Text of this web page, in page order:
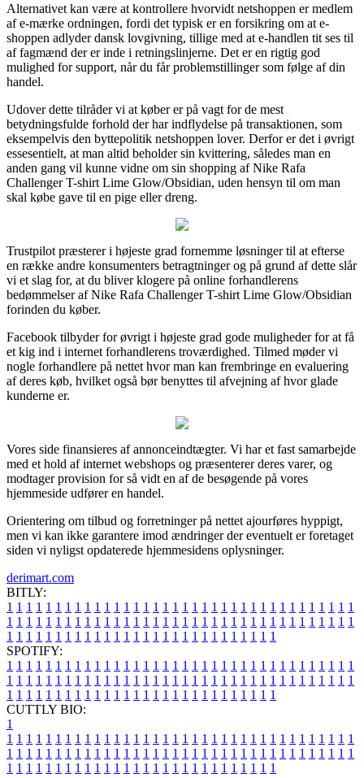
Alternativet kan være at kontrollere hvorvidt netshoppen er medlem
af e-mærke ordningen, fordi det typisk er en forsikring om at e-
shoppen adlyder dansk lovgivning, tillige med at e-handlen tit ses til
af fagmænd der er inde i retningslinjerne. Det er en rigtig god
mulighed for support, når du får problemstillinger som følge af din
handel.
Udover dette tilråder vi at køber er på vagt for de mest
betydningsfulde forhold der har indflydelse på transaktionen, som
eksempelvis den byttepolitik netshoppen lover. Derfor er det i øvrigt
essesentielt, at man altid beholder sin kvittering, således man en
anden gang vil kunne vidne om sin shopping af Nike Rafa
Challenger T-shirt Lime Glow/Obsidian, uden hensyn til om man
skal købe gave til en pige eller dreng.
Trustpilot præsterer i højeste grad fornemme løsninger til at efterse
en række andre konsumenters betragtninger og på grund af dette slår
vi et slag for, at du bliver klogere på online forhandlerens
bedømmelser af Nike Rafa Challenger T-shirt Lime Glow/Obsidian
forinden du køber.
Facebook tilbyder for øvrigt i højeste grad gode muligheder for at få
et kig ind i internet forhandlerens troværdighed. Tilmed møder vi
nogle forhandlere på nettet hvor man kan frembringe en evaluering
af deres køb, hvilket også bør benyttes til afvejning af hvor glade
kunderne er.
Vores side finansieres af annonceindtægter. Vi har et fast samarbejde
med et hold af internet webshops og præsenterer deres varer, og
modtager provision for så vidt en af de besøgende på vores
hjemmeside udfører en handel.
Orientering om tilbud og forretninger på nettet ajourføres hyppigt,
men vi kan ikke garantere imod ændringer der eventuelt er foretaget
siden vi nyligst opdaterede hjemmesidens oplysninger.
derimart.com
BITLY:
1 1 1 1 1 1 1 1 1 1 1 1 1 1 1 1 1 1 1 1 1 1 1 1 1 1 1 1 1 1 1 1 1 1 1 1
1 1 1 1 1 1 1 1 1 1 1 1 1 1 1 1 1 1 1 1 1 1 1 1 1 1 1 1 1 1 1 1 1 1 1 1
1 1 1 1 1 1 1 1 1 1 1 1 1 1 1 1 1 1 1 1 1 1 1 1 1 1 1 1
SPOTIFY:
1 1 1 1 1 1 1 1 1 1 1 1 1 1 1 1 1 1 1 1 1 1 1 1 1 1 1 1 1 1 1 1 1 1 1 1
1 1 1 1 1 1 1 1 1 1 1 1 1 1 1 1 1 1 1 1 1 1 1 1 1 1 1 1 1 1 1 1 1 1 1 1
1 1 1 1 1 1 1 1 1 1 1 1 1 1 1 1 1 1 1 1 1 1 1 1 1 1 1 1
CUTTLY BIO:
1
1 1 1 1 1 1 1 1 1 1 1 1 1 1 1 1 1 1 1 1 1 1 1 1 1 1 1 1 1 1 1 1 1 1 1 1
1 1 1 1 1 1 1 1 1 1 1 1 1 1 1 1 1 1 1 1 1 1 1 1 1 1 1 1 1 1 1 1 1 1 1 1
1 1 1 1 1 1 1 1 1 1 1 1 1 1 1 1 1 1 1 1 1 1 1 1 1 1 1 1